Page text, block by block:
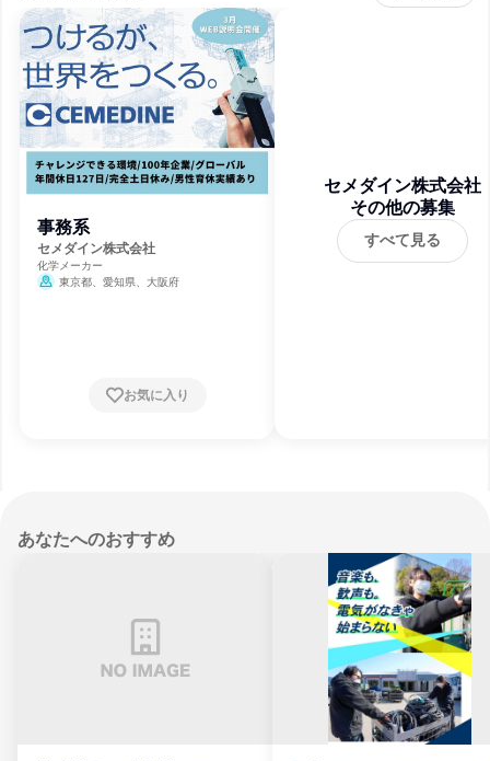
事務系
セメダイン株式会社
化学メーカー
東京都、愛知県、大阪府
お気に入り
セメダイン株式会社
その他の募集
すべて見る
あなたへのおすすめ